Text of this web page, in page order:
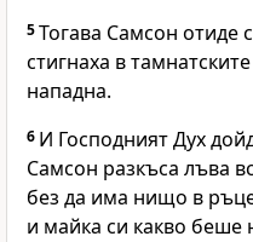
5Тогава Самсон отиде
стигнаха в
нападна.
6 И ГосподниятДух
Самсон разкъса лъва
без да има нищо в
и майка си какво беше